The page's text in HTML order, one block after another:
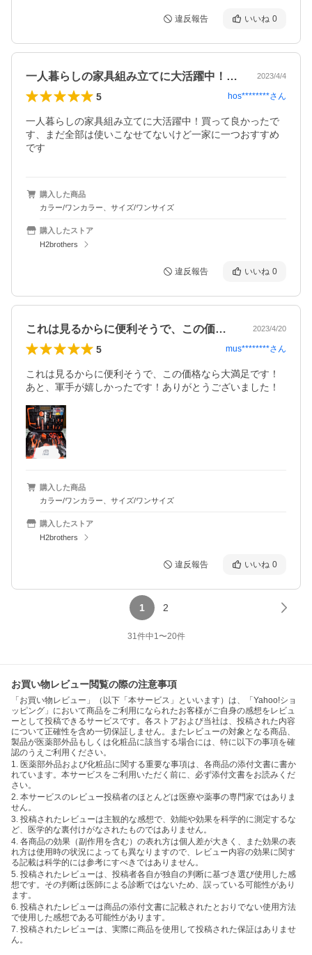
違反報告 いいね 0
一人暮らしの家具組み立てに大活躍中！買… 2023/4/4
5 hos********さん
一人暮らしの家具組み立てに大活躍中！買って良かったで
す、まだ全部は使いこなせてないけど一家に一つおすすめ
です
購入した商品
カラー/ワンカラー、サイズ/ワンサイズ
購入したストア
H2brothers
違反報告 いいね 0
これは見るからに便利そうで、この価格な… 2023/4/20
5 mus********さん
これは見るからに便利そうで、この価格なら大満足です！
購入した商品
カラー/ワンカラー、サイズ/ワンサイズ
購入したストア
H2brothers
違反報告 いいね 0
1 2
31件中1〜20件
お買い物レビュー閲覧の際の注意事項
「お買い物レビュー」（以下「本サービス」といいます）は、「Yahoo!ショ
ッピング」において商品をご利用になられたお客様がご自身の感想をレビュ
ーとして投稿できるサービスです。各ストアおよび当社は、投稿された内容
について正確性を含め一切保証しません。またレビューの対象となる商品、
製品が医薬部外品もしくは化粧品に該当する場合には、特に以下の事項を確
認のうえご利用ください。
1. 医薬部外品および化粧品に関する重要な事項は、各商品の添付文書に書か
れています。本サービスをご利用いただく前に、必ず添付文書をお読みくだ
さい。
2. 本サービスのレビュー投稿者のほとんどは医療や薬事の専門家ではありま
せん。
3. 投稿されたレビューは主観的な感想で、効能や効果を科学的に測定するな
ど、医学的な裏付けがなされたものではありません。
4. 各商品の効果（副作用を含む）の表れ方は個人差が大きく、また効果の表
れ方は使用時の状況によっても異なりますので、レビュー内容の効果に関す
る記載は科学的には参考にすべきではありません。
5. 投稿されたレビューは、投稿者各自が独自の判断に基づき選び使用した感
想です。その判断は医師による診断ではないため、誤っている可能性があり
ます。
6. 投稿されたレビューは商品の添付文書に記載されたとおりでない使用方法
で使用した感想である可能性があります。
7. 投稿されたレビューは、実際に商品を使用して投稿された保証はありませ
ん。